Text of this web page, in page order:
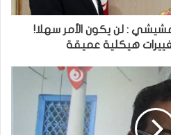
: لن يكون الأمر سهلا!
هيكلية عميقة